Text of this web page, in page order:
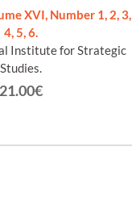
XVI, Number 1, 2, 3,
4, 5, 6.
Institute for Strategic
Studies.
21.00€